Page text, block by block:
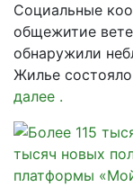
Социальные
общежитие
обнаружили
Жилье
далее .